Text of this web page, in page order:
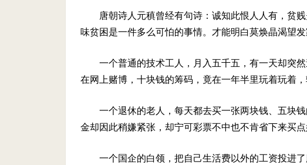
唐朝诗人元稹曾经有句诗：诚知此恨人人有，贫
味贫困是一件多么可怕的事情。才能明白莫焕晶渴望发
一个普通的技术工人，月入五千五，有一天却突
在网上赌博，十块钱的筹码，竟在一年半里玩着玩着，
一个退休的老人，每天都去买一张两块钱、五块
金却因此稍嫌紧张，却宁可彩票不中也不肯省下来买点
一个国企的白领，把自己生活费以外的工资投进